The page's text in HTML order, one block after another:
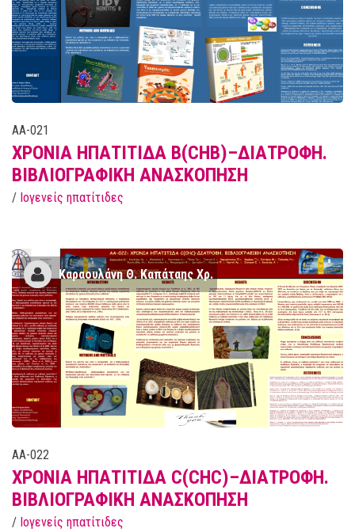
AA-021
ΧΡΟΝΙΑ ΗΠΑΤΙΤΙΔΑ Β(CHB)–ΔΙΑΤΡΟΦΗ.
ΒΙΒΛΙΟΓΡΑΦΙΚΗ ΑΝΑΣΚΟΠΗΣΗ
/ Ιογενείς ηπατίτιδες
Kαραουλάνη Θ. Καπάταης Χρ.
AA-022
ΧΡΟΝΙΑ ΗΠΑΤΙΤΙΔΑ C(CHC)–ΔΙΑΤΡΟΦΗ.
ΒΙΒΛΙΟΓΡΑΦΙΚΗ ΑΝΑΣΚΟΠΗΣΗ
/ Ιογενείς ηπατίτιδες